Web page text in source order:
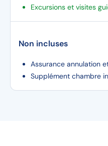
Excursions et visites
Non incluses
Assurance annulation
Supplément chambre